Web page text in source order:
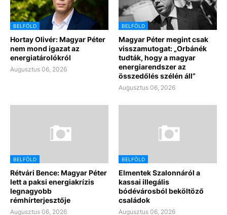
BELFÖLD
Hortay Olivér: Magyar Péter
nem mond igazat az
energiatárolókról
Augusztus 06, 2026
BELFÖLD
Magyar Péter megint csak
visszamutogat: „Orbánék
tudták, hogy a magyar
energiarendszer az
összedőlés szélén áll”
Augusztus 06, 2026
BELFÖLD
Rétvári Bence: Magyar Péter
lett a paksi energiakrízis
legnagyobb
rémhírterjesztője
Augusztus 06, 2026
BELFÖLD
Elmentek Szalonnáról a
kassai illegális
bódévárosból beköltöző
családok
Augusztus 06, 2026